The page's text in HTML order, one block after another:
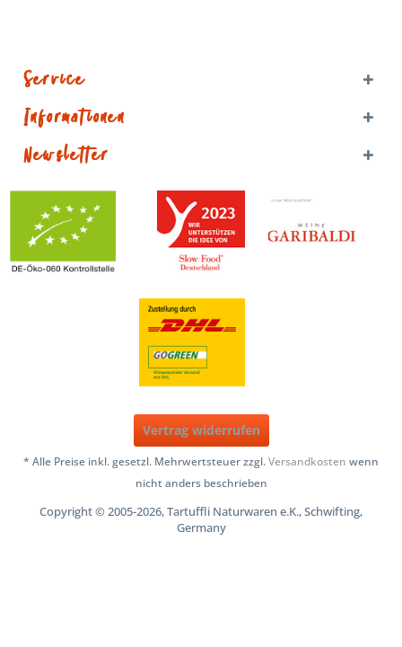
Service
Informationen
Newsletter
Vertrag widerrufen
* Alle Preise inkl. gesetzl. Mehrwertsteuer zzgl.Versandkosten wenn
nicht anders beschrieben
Copyright © 2005-2026, Tartuffli Naturwaren e.K., Schwifting,
Germany